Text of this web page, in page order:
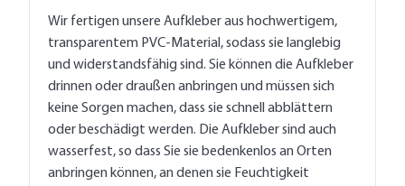
Wir fertigen unsere Aufkleber aus hochwertigem,
transparentem PVC-Material, sodass sie langlebig
und widerstandsfähig sind. Sie können die Aufkleber
drinnen oder draußen anbringen und müssen sich
keine Sorgen machen, dass sie schnell abblättern
oder beschädigt werden. Die Aufkleber sind auch
wasserfest, so dass Sie sie bedenkenlos an Orten
anbringen können, an denen sie Feuchtigkeit